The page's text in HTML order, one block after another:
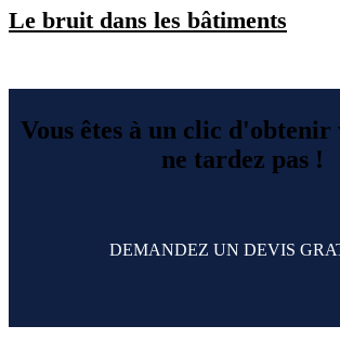
Le bruit dans les bâtiments
Vous êtes à un clic d'obtenir
ne tardez pas !
DEMANDEZ UN DEVIS